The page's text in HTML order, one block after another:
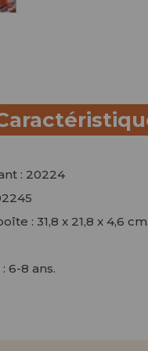
: 20224
: 31,8 x 21,8 x 4,6 cm.
6-8 ans.